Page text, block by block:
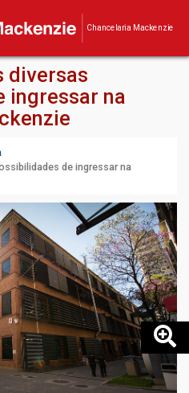
Chancelaria Mackenzie
diversas
ingressar na
de ingressar na